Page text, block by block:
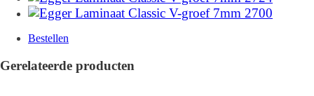
Bestellen
Gerelateerde producten